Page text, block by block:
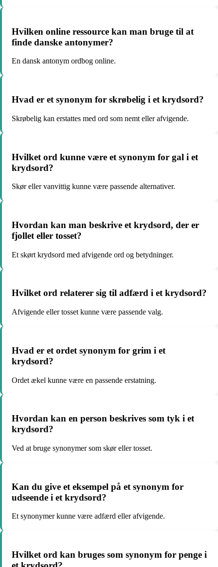
Hvilken online ressource kan man bruge til at
finde danske antonymer?
En dansk antonym ordbog online.
Hvad er et synonym for skrøbelig i et krydsord?
Skrøbelig kan erstattes med ord som nemt eller afvigende.
Hvilket ord kunne være et synonym for gal i et
krydsord?
Skør eller vanvittig kunne være passende alternativer.
Hvordan kan man beskrive et krydsord, der er
fjollet eller tosset?
Et skørt krydsord med afvigende ord og betydninger.
Hvilket ord relaterer sig til adfærd i et krydsord?
Afvigende eller tosset kunne være passende valg.
Hvad er et ordet synonym for grim i et
krydsord?
Ordet ækel kunne være en passende erstatning.
Hvordan kan en person beskrives som tyk i et
krydsord?
Ved at bruge synonymer som skør eller tosset.
Kan du give et eksempel på et synonym for
udseende i et krydsord?
Et synonymer kunne være adfærd eller afvigende.
Hvilket ord kan bruges som synonym for penge i